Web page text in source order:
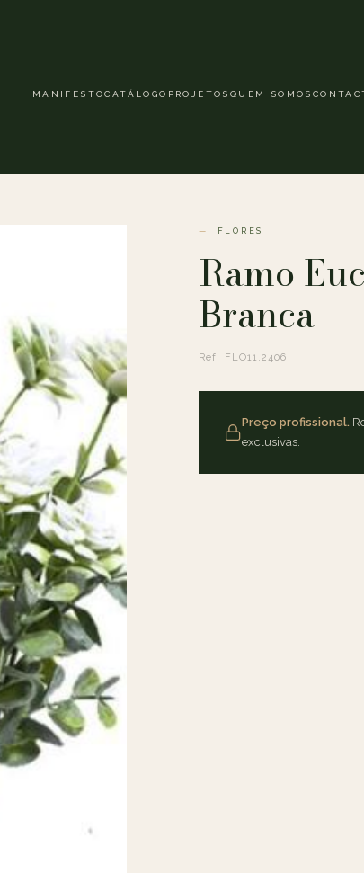
MANIFESTOCATÁLOGO PROJETOS QUEM SOMOS
FLORES
Ramo
Branca
Ref. FLO11.2406
Preço profissional.
exclusivas.